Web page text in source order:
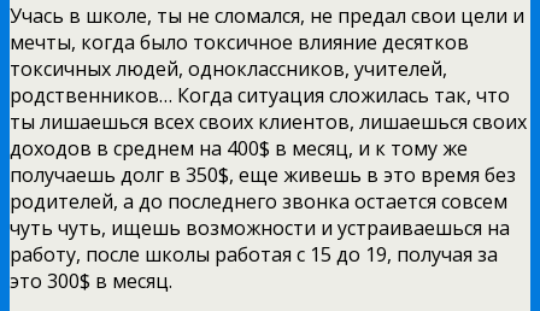
Учась в школе, ты не сломался, не предал свои цели и
мечты, когда было токсичное влияние десятков
токсичных людей, одноклассников, учителей,
родственников… Когда ситуация сложилась так, что
ты лишаешься всех своих клиентов, лишаешься своих
доходов в среднем на 400$ в месяц, и к тому же
получаешь долг в 350$, еще живешь в это время без
родителей, а до последнего звонка остается совсем
чуть чуть, ищешь возможности и устраиваешься на
работу, после школы работая с 15 до 19, получая за
это 300$ в месяц.